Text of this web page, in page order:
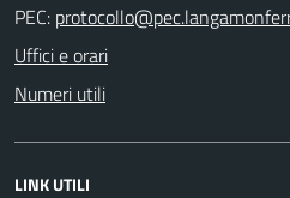
PEC:
Uffici e orari
Numeri utili
LINK UTILI